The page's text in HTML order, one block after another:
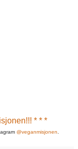
* * *
@veganmisjonen